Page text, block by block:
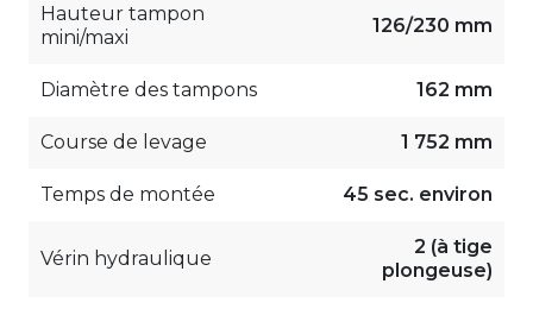
Hauteur tampon
mini/maxi
126/230 mm
Diamètre des tampons 162 mm
Course de levage 1 752 mm
Temps de montée 45 sec. environ
Vérin hydraulique
2 (à tige
plongeuse)